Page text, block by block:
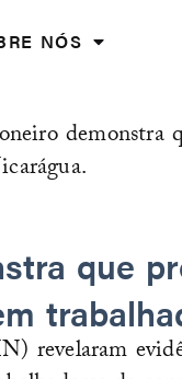
NÓS
demonstra
que
revelaram